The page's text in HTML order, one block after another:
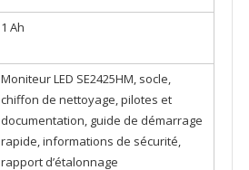
1 Ah
Moniteur LED SE2425HM, socle,
chiffon de nettoyage, pilotes et
documentation, guide de démarrage
rapide, informations de sécurité,
rapport d’étalonnage